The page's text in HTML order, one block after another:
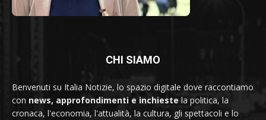
CHI SIAMO
Benvenuti su Italia Notizie, lo spazio digitale dove raccontiamo
con news, approfondimenti e inchieste la politica, la
cronaca, l'economia, l'attualità, la cultura, gli spettacoli e lo